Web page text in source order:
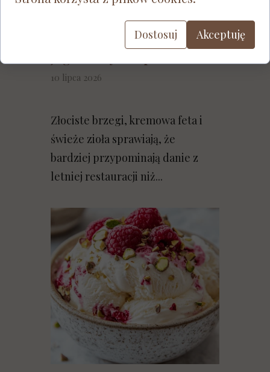
Chrupiące placuszki
cukiniowe z fetą i
10 lipca 2026
Złociste brzegi, kremowa feta i
świeże zioła sprawiają, że
bardziej przypominają danie z
letniej restauracji niż...
Dostosuj Akceptuję